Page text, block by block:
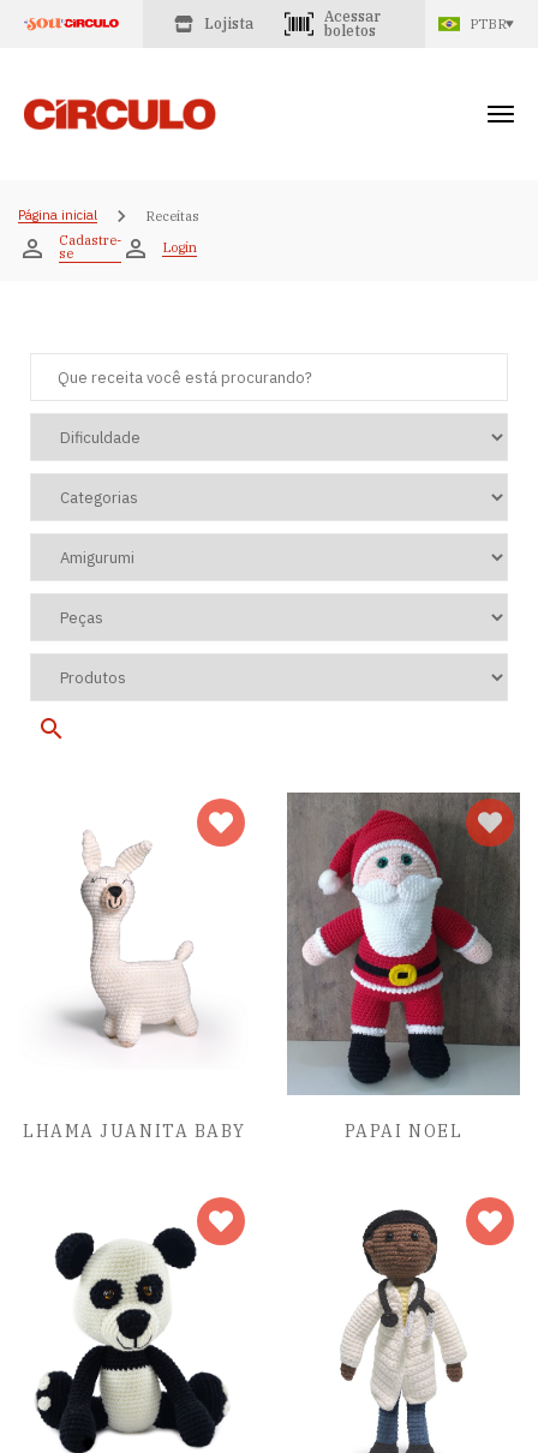
Lojista
Acessar
boletos
PTBR
Página inicial
Receitas
Cadastre-
se Login
LHAMA JUANITA BABY PAPAI NOEL